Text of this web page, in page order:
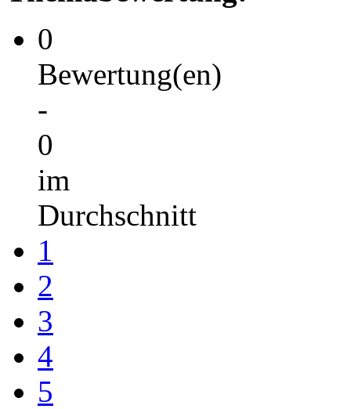
0
Bewertung(en)
-
0
im
Durchschnitt
1
2
3
4
5